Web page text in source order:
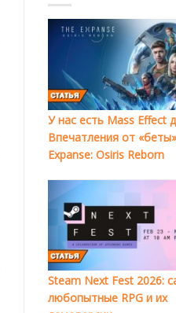
У нас есть Mass Effect
Впечатления от
Expanse: Osiris Reborn
Steam Next Fest 2026:
любопытные RPG и их